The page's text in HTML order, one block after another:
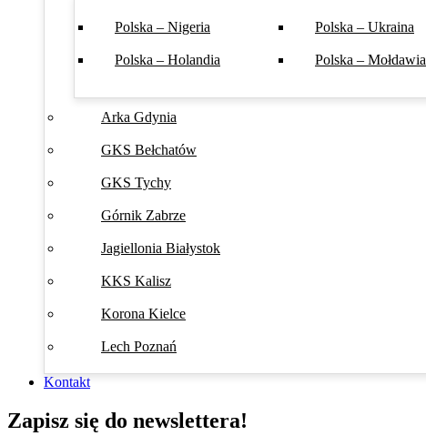
Polska – Nigeria
Polska – Holandia
Polska – Ukraina
Polska – Mołdawia
Arka Gdynia
GKS Bełchatów
GKS Tychy
Górnik Zabrze
Jagiellonia Białystok
KKS Kalisz
Korona Kielce
Lech Poznań
Kontakt
Zapisz się do newslettera!